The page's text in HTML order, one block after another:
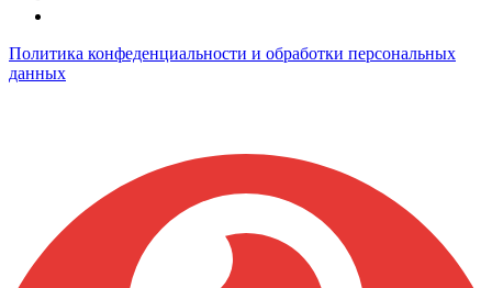
Политика конфеденциальности и обработки персональных
данных